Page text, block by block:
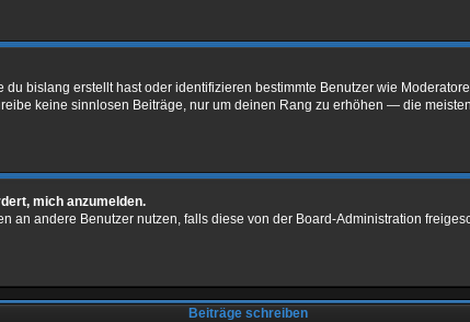
bislang erstellt hast oder identifizieren bestimmte Benutzer wie
keine sinnlosen Beiträge, nur um deinen Rang zu erhöhen — die
mich anzumelden.
an andere Benutzer nutzen, falls diese von der Board-Administration
Beiträge schreiben